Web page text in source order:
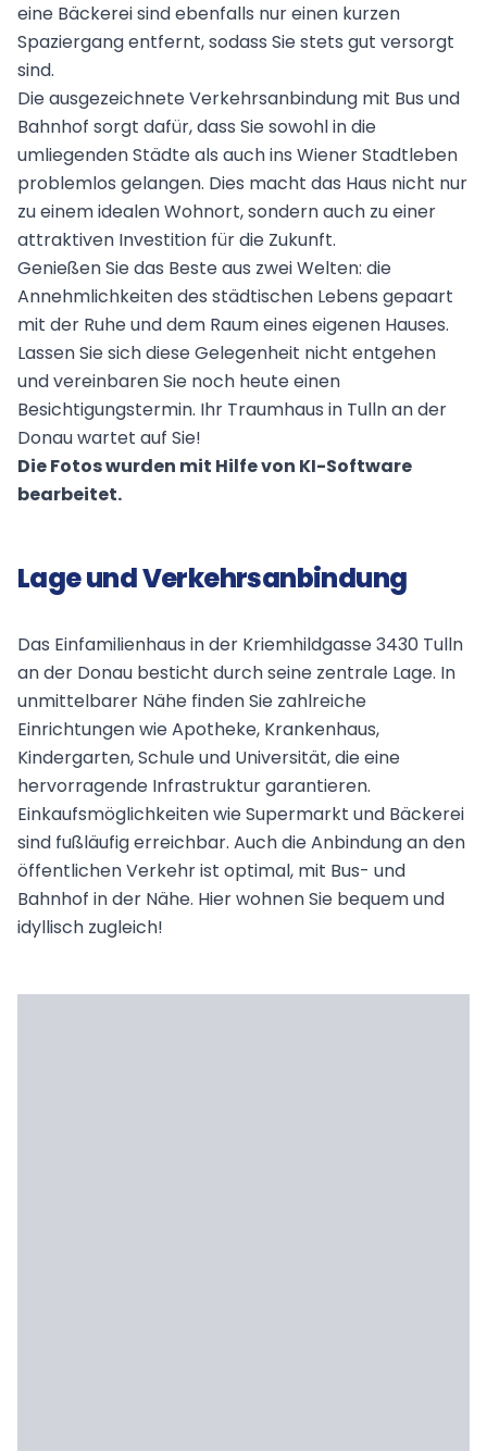
eine Bäckerei sind ebenfalls nur einen kurzen
Spaziergang entfernt, sodass Sie stets gut versorgt
sind.
Die ausgezeichnete Verkehrsanbindung mit Bus und
Bahnhof sorgt dafür, dass Sie sowohl in die
umliegenden Städte als auch ins Wiener Stadtleben
problemlos gelangen. Dies macht das Haus nicht nur
zu einem idealen Wohnort, sondern auch zu einer
attraktiven Investition für die Zukunft.
Genießen Sie das Beste aus zwei Welten: die
Annehmlichkeiten des städtischen Lebens gepaart
mit der Ruhe und dem Raum eines eigenen Hauses.
Lassen Sie sich diese Gelegenheit nicht entgehen
und vereinbaren Sie noch heute einen
Besichtigungstermin. Ihr Traumhaus in Tulln an der
Donau wartet auf Sie!
Die Fotos wurden mit Hilfe von KI-Software
bearbeitet.
Lage und Verkehrsanbindung
Das Einfamilienhaus in der Kriemhildgasse 3430 Tulln
an der Donau besticht durch seine zentrale Lage. In
unmittelbarer Nähe finden Sie zahlreiche
Einrichtungen wie Apotheke, Krankenhaus,
Kindergarten, Schule und Universität, die eine
hervorragende Infrastruktur garantieren.
Einkaufsmöglichkeiten wie Supermarkt und Bäckerei
sind fußläufig erreichbar. Auch die Anbindung an den
öffentlichen Verkehr ist optimal, mit Bus- und
Bahnhof in der Nähe. Hier wohnen Sie bequem und
idyllisch zugleich!